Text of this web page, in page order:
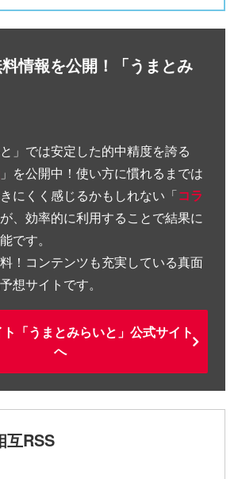
情報を公開！「うまとみ
」では安定した的中精度を誇る
」を公開中！使い方に慣れるまでは
にくく感じるかもしれない「コラ
が、効率的に利用することで結果に
です。
！コンテンツも充実している真面
想サイトです。
「うまとみらいと」公式サイト
へ
互RSS